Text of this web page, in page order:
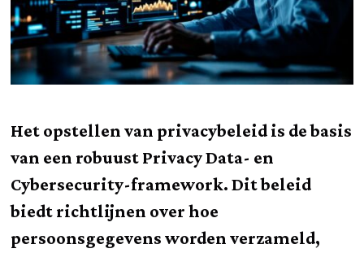
Het opstellen van privacybeleid is de basis
van een robuust Privacy Data- en
Cybersecurity-framework. Dit beleid
biedt richtlijnen over hoe
persoonsgegevens worden verzameld,